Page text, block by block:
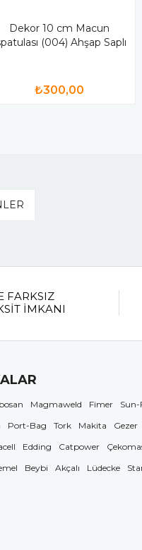
Dekor 10 cm Macun
(004) Ahşap Saplı
₺300,00
FARKSIZ
İMKANI
Magmaweld Fimer Sun-
Port-Bag Tork Makita Gezer
Edding Catpower
Beybi Akçalı Lüdecke